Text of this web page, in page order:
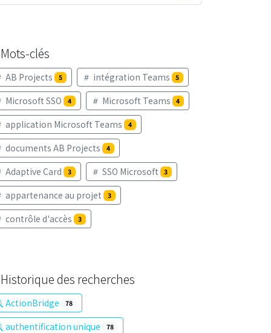
Mots-clés
AB Projects 5 intégration Teams 5
Microsoft SSO 4 Microsoft Teams 4
application Microsoft Teams 4
documents AB Projects 4
Adaptive Card 3 SSO Microsoft 3
appartenance au projet 3
contrôle d'accès 3
Historique des recherches
ActionBridge 78
authentification unique 78